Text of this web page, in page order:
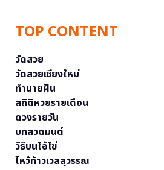
TOP CONTENT
วัดสวย
วัดสวยเชียงใหม่
ทำนายฝัน
สถิติหวยรายเดือน
ดวงรายวัน
บทสวดมนต์
วิธีบนไอ้ไข่
ไหว้ท้าวเวสสุวรรณ